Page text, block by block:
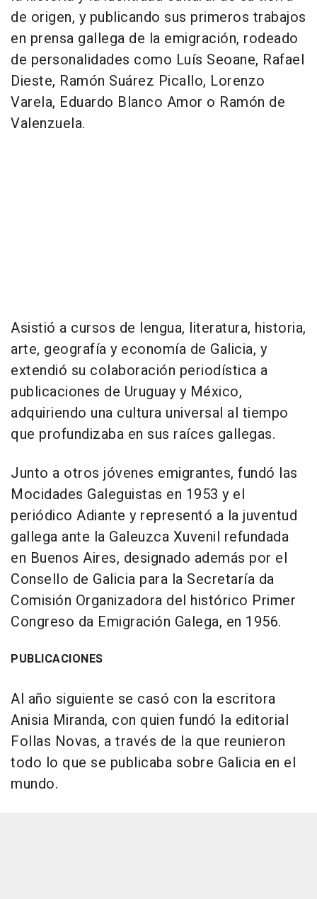
de origen, y publicando sus primeros trabajos
en prensa gallega de la emigración, rodeado
de personalidades como Luís Seoane, Rafael
Dieste, Ramón Suárez Picallo, Lorenzo
Varela, Eduardo Blanco Amor o Ramón de
Valenzuela.
Asistió a cursos de lengua, literatura, historia,
arte, geografía y economía de Galicia, y
extendió su colaboración periodística a
publicaciones de Uruguay y México,
adquiriendo una cultura universal al tiempo
que profundizaba en sus raíces gallegas.
Junto a otros jóvenes emigrantes, fundó las
Mocidades Galeguistas en 1953 y el
periódico Adiante y representó a la juventud
gallega ante la Galeuzca Xuvenil refundada
en Buenos Aires, designado además por el
Consello de Galicia para la Secretaría da
Comisión Organizadora del histórico Primer
Congreso da Emigración Galega, en 1956.
PUBLICACIONES
Al año siguiente se casó con la escritora
Anisia Miranda, con quien fundó la editorial
Follas Novas, a través de la que reunieron
todo lo que se publicaba sobre Galicia en el
mundo.